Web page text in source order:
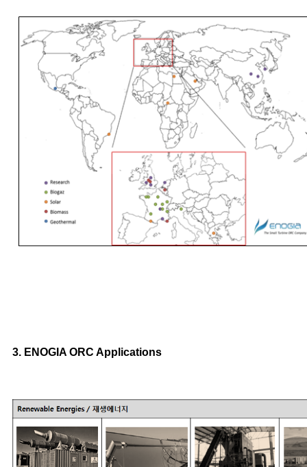
3. ENOGIA ORC Applications